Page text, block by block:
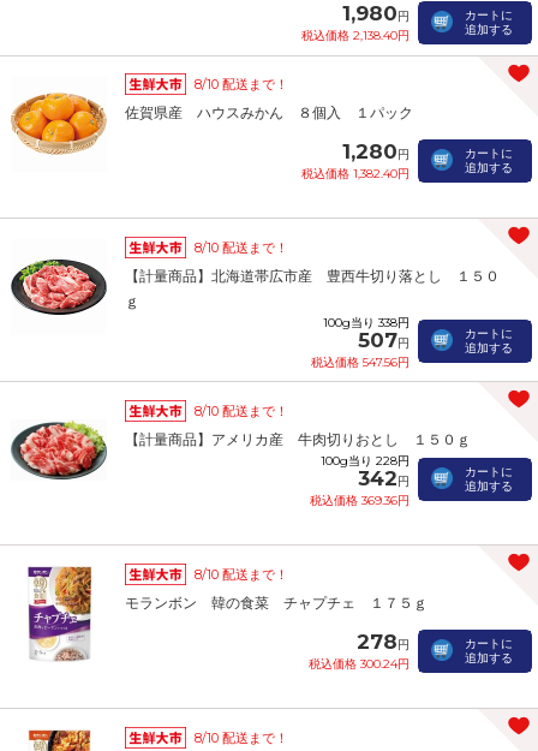
1,980円
税込価格 2,138.40円
カートに
追加する
8/10 配送まで！
佐賀県産 ハウスみかん ８個入 １パック
1,280円
税込価格 1,382.40円
カートに
追加する
8/10 配送まで！
【計量商品】北海道帯広市産 豊西牛切り落とし １５０
ｇ
100g当り 338円
507円
税込価格 547.56円
カートに
追加する
8/10 配送まで！
【計量商品】アメリカ産 牛肉切りおとし １５０ｇ
100g当り 228円
342円
税込価格 369.36円
カートに
追加する
8/10 配送まで！
モランボン 韓の食菜 チャプチェ １７５ｇ
278円
税込価格 300.24円
カートに
追加する
8/10 配送まで！